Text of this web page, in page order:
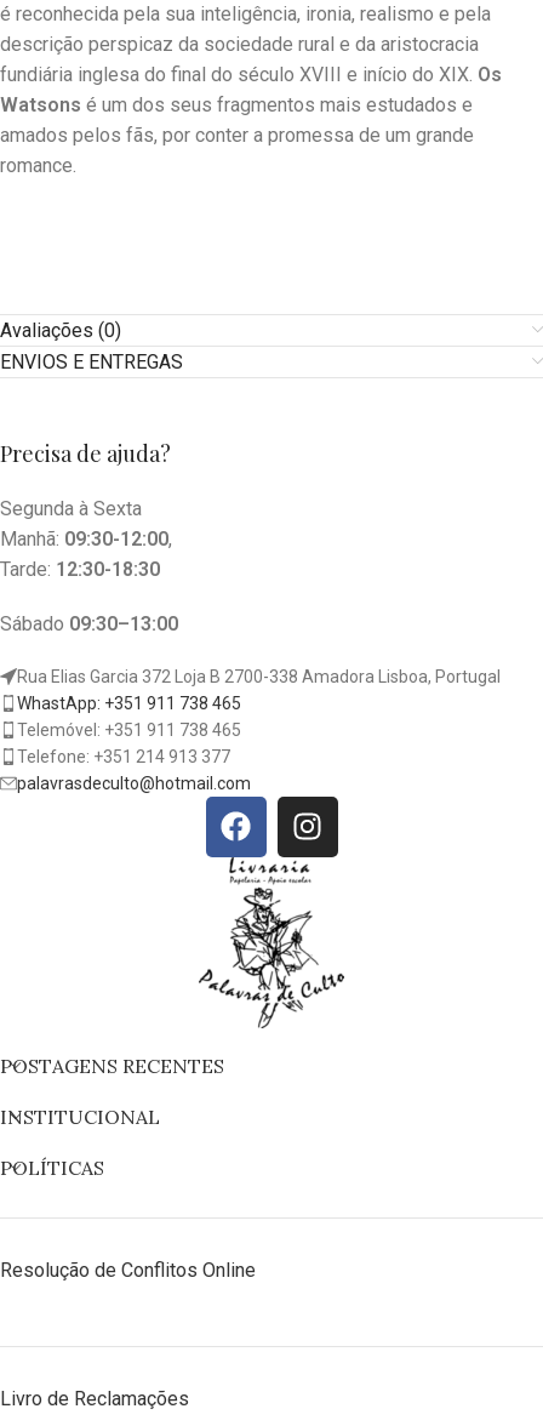
é reconhecida pela sua inteligência, ironia, realismo e pela
descrição perspicaz da sociedade rural e da aristocracia
fundiária inglesa do final do século XVIII e início do XIX. Os
Watsons é um dos seus fragmentos mais estudados e
amados pelos fãs, por conter a promessa de um grande
romance.
Avaliações (0)
ENVIOS E ENTREGAS
Precisa de ajuda?
Segunda à Sexta
Manhã: 09:30-12:00,
Tarde: 12:30-18:30
Sábado 09:30–13:00
Rua Elias Garcia 372 Loja B 2700-338 Amadora Lisboa, Portugal
WhastApp: +351 911 738 465
Telemóvel: +351 911 738 465
Telefone: +351 214 913 377
palavrasdeculto@hotmail.com
POSTAGENS RECENTES
INSTITUCIONAL
POLÍTICAS
Resolução de Conflitos Online
Livro de Reclamações